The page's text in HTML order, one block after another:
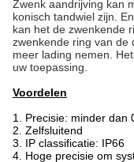
Zwenk aandrijving kan
konisch tandwiel zijn.
kan het de zwenkende
zwenkende ring van de
meer lading nemen.
uw toepassing.
Voordelen
1. Precisie: minder dan
2. Zelfsluitend
3. IP classificatie: IP66
4. Hoge precisie om